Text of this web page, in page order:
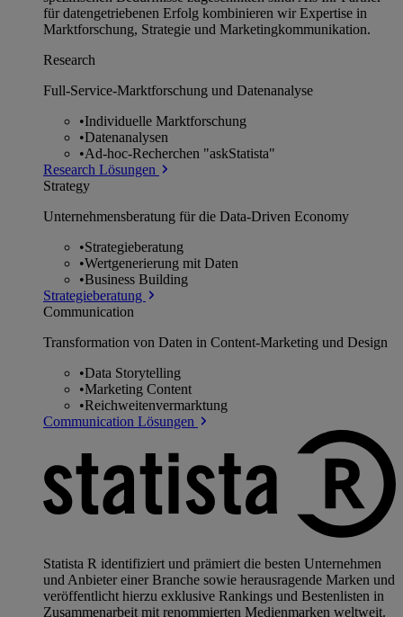
für datengetriebenen Erfolg kombinieren wir Expertise in
Marktforschung, Strategie und Marketingkommunikation.
Research
Full-Service-Marktforschung und Datenanalyse
•Individuelle Marktforschung
•Datenanalysen
•Ad-hoc-Recherchen "askStatista"
Research Lösungen
Strategy
Unternehmens­beratung für die Data-Driven Economy
•Strategieberatung
•Wertgenerierung mit Daten
•Business Building
Strategieberatung
Communication
Transformation von Daten in Content-Marketing und Design
•Data Storytelling
•Marketing Content
•Reichweitenvermarktung
Communication Lösungen
Statista R identifiziert und prämiert die besten Unternehmen
und Anbieter einer Branche sowie herausragende Marken und
veröffentlicht hierzu exklusive Rankings und Bestenlisten in
Zusammenarbeit mit renommierten Medienmarken weltweit.